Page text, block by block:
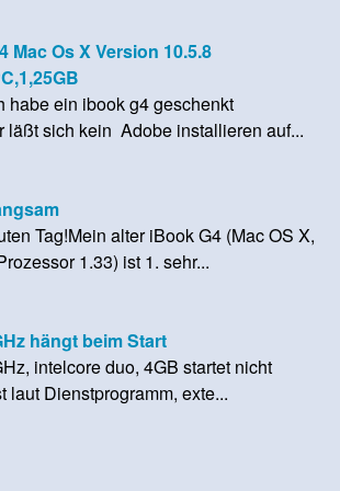
Mac Os X Version 10.5.8
habe ein ibook g4 geschenkt
läßt sich kein Adobe installieren auf...
Tag!Mein alter iBook G4 (Mac OS X,
1.33) ist 1. sehr...
hängt beim Start
intelcore duo, 4GB startet nicht
laut Dienstprogramm, exte...